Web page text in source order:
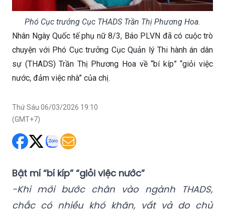
Phó Cục trưởng Cục THADS Trần Thị Phương Hoa.
Nhân Ngày Quốc tế phụ nữ 8/3, Báo PLVN đã có cuộc trò
chuyện với Phó Cục trưởng Cục Quản lý Thi hành án dân
sự (THADS) Trần Thị Phương Hoa về “bí kíp” “giỏi việc
nước, đảm việc nhà” của chị.
Thứ Sáu 06/03/2026 19:10
(GMT+7)
Bật mí “bí kíp” “giỏi việc nước”
-Khi mới bước chân vào ngành THADS,
chắc có nhiều khó khăn, vất vả do chủ